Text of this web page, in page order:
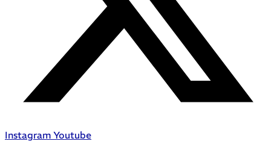
Instagram Youtube